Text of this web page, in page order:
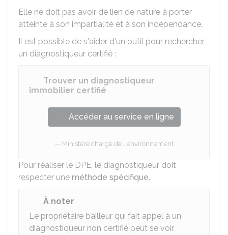
Elle ne doit pas avoir de lien de nature à porter
atteinte à son impartialité et à son indépendance.
Il est possible de s'aider d'un outil pour rechercher
un diagnostiqueur certifié :
Trouver un diagnostiqueur
immobilier certifié
Accéder au service en ligne
Ministère chargé de l'environnement
Pour réaliser le DPE, le diagnostiqueur doit
respecter une méthode spécifique.
À noter
Le propriétaire bailleur qui fait appel à un
diagnostiqueur non certifié peut se voir